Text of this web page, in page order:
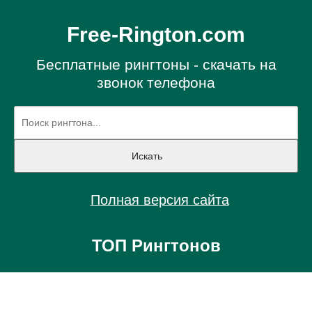
Free-Rington.com
Бесплатные рингтоны - скачать на
звонок телефона
Полная версия сайта
ТОП Рингтонов